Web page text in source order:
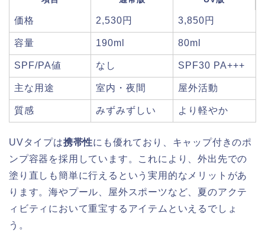
価格 2,530円 3,850円
容量 190ml 80ml
SPF/PA値 なし SPF30 PA+++
主な用途 室内・夜間 屋外活動
質感 みずみずしい より軽やか
UVタイプは携帯性にも優れており、キャップ付きのポ
ンプ容器を採用しています。これにより、外出先での
塗り直しも簡単に行えるという実用的なメリットがあ
ります。海やプール、屋外スポーツなど、夏のアクテ
ィビティにおいて重宝するアイテムといえるでしょ
う。